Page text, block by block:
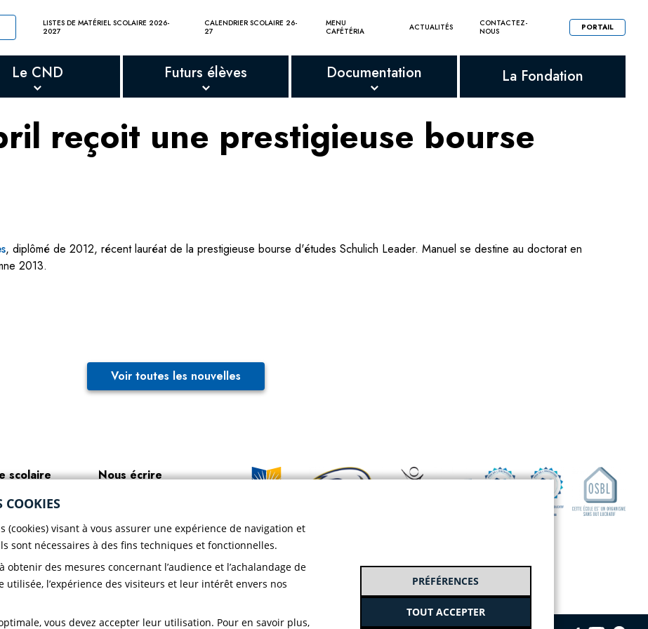
LISTES DE MATÉRIEL SCOLAIRE 2026-
2027
CALENDRIER SCOLAIRE 26-
27
MENU
CAFÉTÉRIA
ACTUALITÉS
CONTACTEZ-
NOUS
PORTAIL
Le CND Futurs élèves Documentation La Fondation
reçoit une prestigieuse bourse
, diplômé de 2012, récent lauréat de la prestigieuse bourse d'études Schulich Leader. Manuel se destine au doctorat en
2013.
Voir toutes les nouvelles
scolaire
Nous écrire
sportive
le CND
Localisation
CND
don!
COOKIES
(cookies) visant à vous assurer une expérience de navigation et
sont nécessaires à des fins techniques et fonctionnelles.
obtenir des mesures concernant l’audience et l’achalandage de
l’expérience des visiteurs et leur intérêt envers nos
vous devez accepter leur utilisation. Pour en savoir plus,
PRÉFÉRENCES
TOUT ACCEPTER